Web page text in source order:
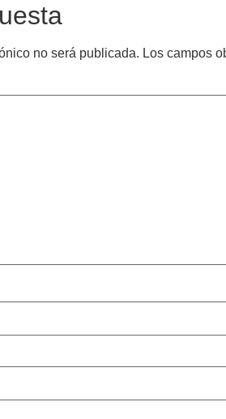
no será publicada. Los campos